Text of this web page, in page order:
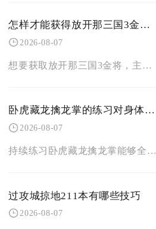
怎样才能获得放开那三国3金将呢
2026-08-07
想要获取放开那三国3金将，主要依靠金将招募抽取、红将升金转化、各类限时活动领取以及长期积攒
卧虎藏龙擒龙掌的练习对身体有哪些好处
2026-08-07
持续练习卧虎藏龙擒龙掌能够全面强化角色肉身基础属性、优化近战缠斗能力，同时激活专属气血循环
过攻城掠地211本有哪些技巧
2026-08-07